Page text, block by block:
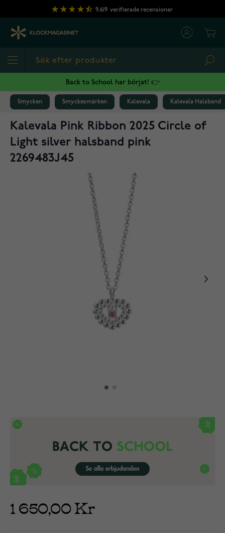
Hoppa till innehållet
9,619 verifierade recensioner
Back to School har börjat! 👉
Smycken Smyckesmärken Kalevala Kalevala Halsband
Kalevala Pink Ribbon 2025 Circle of
Light silver halsband pink
2269483J45
1 650,00 Kr